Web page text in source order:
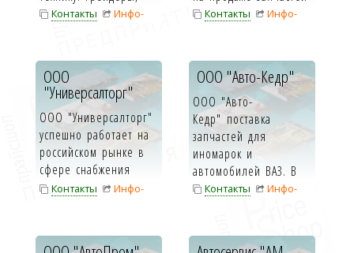
экскава...
Контакты
Инфо-
для ...
Контакты
Инфо-
ООО
"Универсалторг"
ООО "Универсалторг"
успешно работает на
российском рынке в
сфере снабжения
сельхозпредприя...
Контакты
Инфо-
ООО "Авто-Кедр"
ООО "Авто-
Кедр" поставка
запчастей для
иномарок и
автомобилей ВАЗ. В
нашем каталоге м...
Контакты
Инфо-